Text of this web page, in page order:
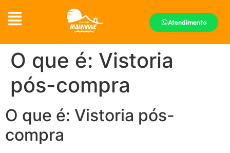
Atendimento
O que é: Vistoria
pós-compra
O que é: Vistoria pós-
compra